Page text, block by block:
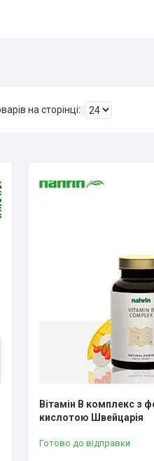
Вітамін В комплекс з
кислотою Швейцарія
Готово до відправки